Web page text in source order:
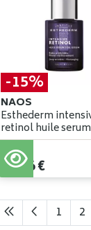
-15%
NAOS
Esthederm
retinol huile
15ml nf
72,90
61,96€
1 2